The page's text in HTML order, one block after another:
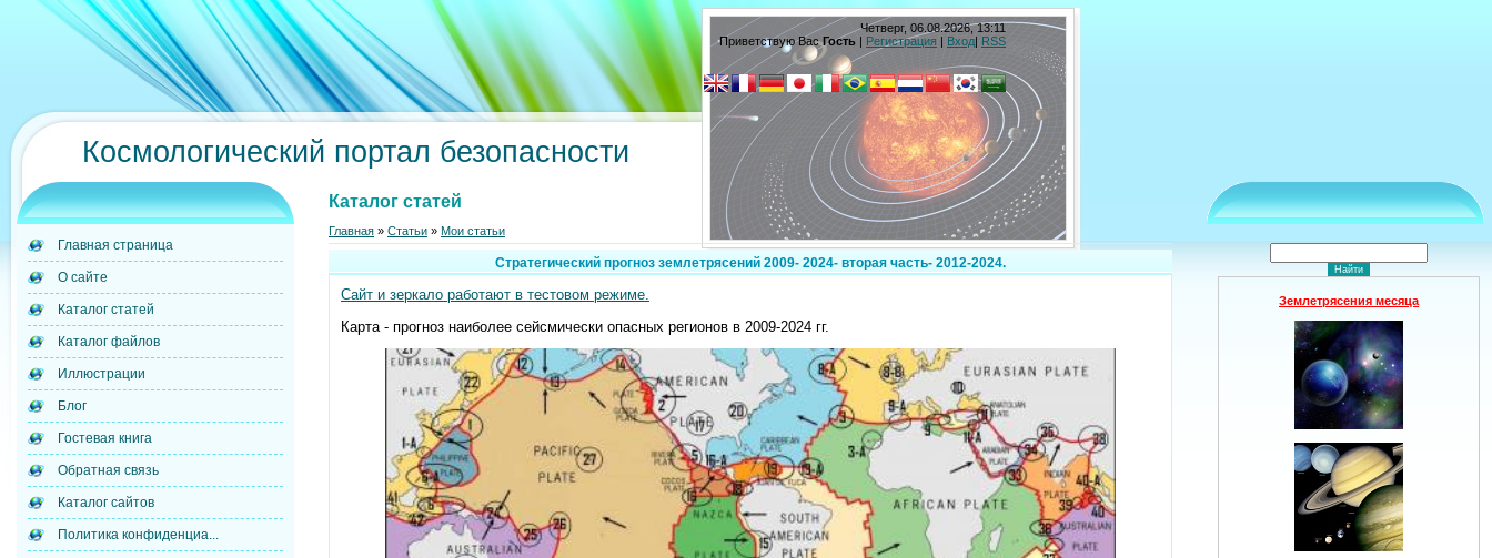
Четверг, 06.08.2026, 13:11
Приветствую Вас Гость | Регистрация | Вход| RSS
Космологический портал безопасности
Главная страница
О сайте
Каталог статей
Каталог файлов
Иллюстрации
Блог
Гостевая книга
Обратная связь
Каталог сайтов
Политика конфиденциа...
Каталог статей
Главная » Статьи » Мои статьи
Стратегический прогноз землетрясений 2009- 2024- вторая часть- 2012-2024.
Сайт и зеркало работают в тестовом режиме.
Карта - прогноз наиболее сейсмически опасных регионов в 2009-2024 гг.
Землетрясения месяца